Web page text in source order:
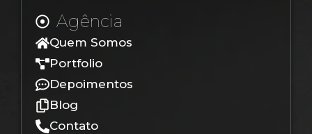
Agência
Quem Somos
Portfolio
Depoimentos
Blog
Contato